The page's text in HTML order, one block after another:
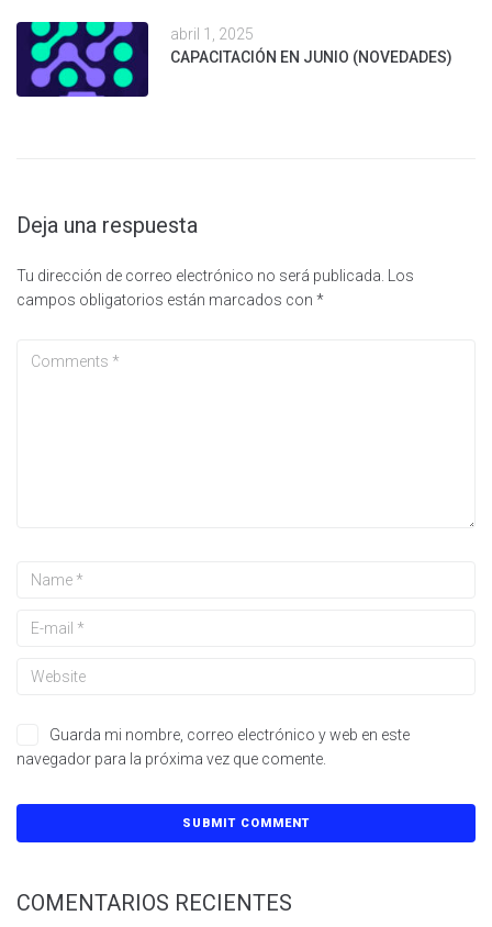
abril 1, 2025
CAPACITACIÓN EN JUNIO (NOVEDADES)
Deja una respuesta
Tu dirección de correo electrónico no será publicada.
Los
campos obligatorios están marcados con *
Guarda mi nombre, correo electrónico y web en este
navegador para la próxima vez que comente.
COMENTARIOS RECIENTES